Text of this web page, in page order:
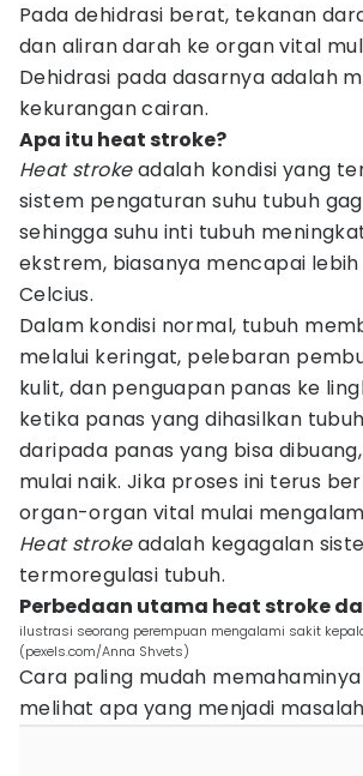
Pada dehidrasi berat, tekanan
dan aliran darah ke organ vital
Dehidrasi pada dasarnya adalah
kekurangan cairan.
Apa itu heat stroke?
Heat strokeadalah kondisi yang
sistem pengaturan suhu tubuh
sehingga suhu inti tubuh
ekstrem, biasanya mencapai
Celcius.
Dalam kondisi normal, tubuh
melalui keringat, pelebaran
kulit, dan penguapan panas ke
ketika panas yang dihasilkan
daripada panas yang bisa
mulai naik. Jika proses ini terus
organ-organ vital mulai
Heat strokeadalah kegagalan
termoregulasi tubuh.
Perbedaan utama heat stroke
ilustrasi seorang perempuan mengalami sakit
(pexels.com/Anna Shvets)
Cara paling mudah
melihat apa yang menjadi